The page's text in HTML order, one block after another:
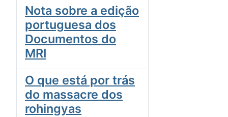
Nota sobre a edição
portuguesa dos
Documentos do
MRI
O que está por trás
do massacre dos
rohingyas